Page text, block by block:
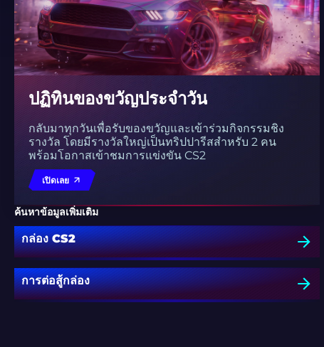
ปฏิทินของขวัญประจำวัน
กลับมาทุกวันเพื่อรับของขวัญและเข้าร่วมกิจกรรมชิง
รางวัล โดยมีรางวัลใหญ่เป็นทริปปารีสสำหรับ 2 คน
พร้อมโอกาสเข้าชมการแข่งขัน CS2
เปิดเลย
ค้นหาข้อมูลเพิ่มเติม
กล่อง CS2
การต่อสู้กล่อง